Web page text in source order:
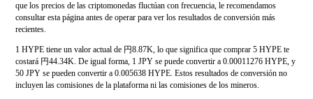
que los precios de las criptomonedas fluctúan con frecuencia, le recomendamos
consultar esta página antes de operar para ver los resultados de conversión más
recientes.
1 HYPE tiene un valor actual de 円8.87K, lo que significa que comprar 5 HYPE te
costará 円44.34K. De igual forma, 1 JPY se puede convertir a 0.00011276 HYPE, y
50 JPY se pueden convertir a 0.005638 HYPE. Estos resultados de conversión no
incluyen las comisiones de la plataforma ni las comisiones de los mineros.